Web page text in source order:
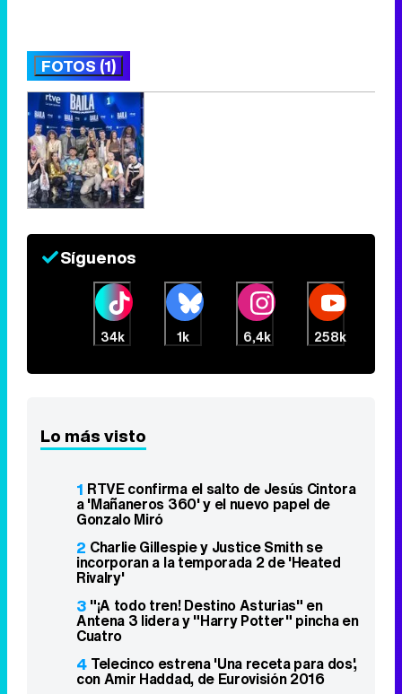
FOTOS (1)
Síguenos
34k 1k 6,4k 258k
Lo más visto
1 RTVE confirma el salto de Jesús Cintora
a 'Mañaneros 360' y el nuevo papel de
Gonzalo Miró
2 Charlie Gillespie y Justice Smith se
incorporan a la temporada 2 de 'Heated
Rivalry'
3 "¡A todo tren! Destino Asturias" en
Antena 3 lidera y "Harry Potter" pincha en
Cuatro
4 Telecinco estrena 'Una receta para dos',
con Amir Haddad, de Eurovisión 2016